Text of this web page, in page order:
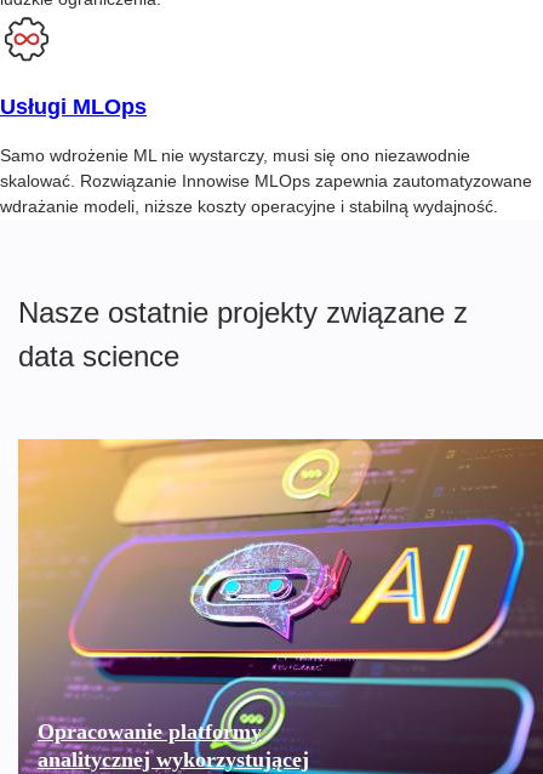
Usługi MLOps
Samo wdrożenie ML nie wystarczy, musi się ono niezawodnie
skalować. Rozwiązanie Innowise MLOps zapewnia zautomatyzowane
wdrażanie modeli, niższe koszty operacyjne i stabilną wydajność.
Nasze ostatnie projekty związane z
data science
Opracowanie platformy
analitycznej wykorzystującej